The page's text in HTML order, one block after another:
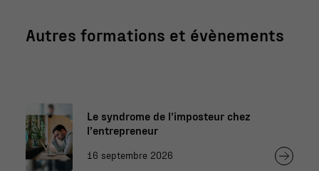
Autres formations et évènements
Le syndrome de l’imposteur chez
l’entrepreneur
16 septembre 2026